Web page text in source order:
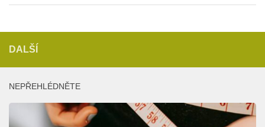
DALŠÍ
NEPŘEHLÉDNĚTE